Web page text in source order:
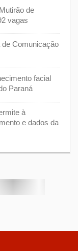
de
vagas
Comunicação
facial
Paraná
à
e dados da